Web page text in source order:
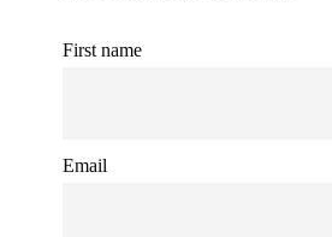
First name
Email